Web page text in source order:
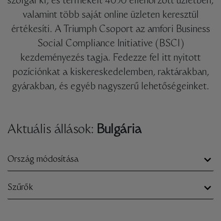
valamint több saját online üzleten keresztül
értékesíti. A Triumph Csoport az amfori Business
Social Compliance Initiative (BSCI)
kezdeményezés tagja. Fedezze fel itt nyitott
pozíciónkat a kiskereskedelemben, raktárakban,
gyárakban, és egyéb nagyszerű lehetőségeinket.
Aktuális állások: Bulgária
Ország módosítása
Szűrők